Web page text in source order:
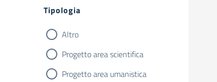
Filtri
Tipologia
Altro
Progetto area scientifica
Progetto area umanistica